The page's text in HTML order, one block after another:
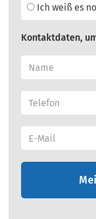
Ich weiß es
Kontaktdaten,